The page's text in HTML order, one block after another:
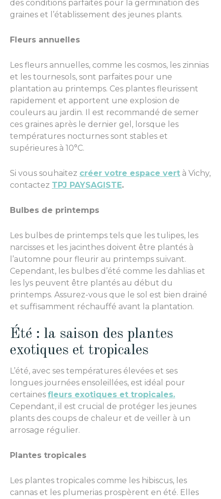
des conditions parfaites pour la germination des
graines et l’établissement des jeunes plants.
Fleurs annuelles
Les fleurs annuelles, comme les cosmos, les zinnias
et les tournesols, sont parfaites pour une
plantation au printemps. Ces plantes fleurissent
rapidement et apportent une explosion de
couleurs au jardin. Il est recommandé de semer
ces graines après le dernier gel, lorsque les
températures nocturnes sont stables et
supérieures à 10°C.
Si vous souhaitez créer votre espace vert à Vichy,
contactez TPJ PAYSAGISTE.
Bulbes de printemps
Les bulbes de printemps tels que les tulipes, les
narcisses et les jacinthes doivent être plantés à
l’automne pour fleurir au printemps suivant.
Cependant, les bulbes d’été comme les dahlias et
les lys peuvent être plantés au début du
printemps. Assurez-vous que le sol est bien drainé
et suffisamment réchauffé avant la plantation.
Été : la saison des plantes
exotiques et tropicales
L’été, avec ses températures élevées et ses
longues journées ensoleillées, est idéal pour
certaines fleurs exotiques et tropicales.
Cependant, il est crucial de protéger les jeunes
plants des coups de chaleur et de veiller à un
arrosage régulier.
Plantes tropicales
Les plantes tropicales comme les hibiscus, les
cannas et les plumerias prospèrent en été. Elles